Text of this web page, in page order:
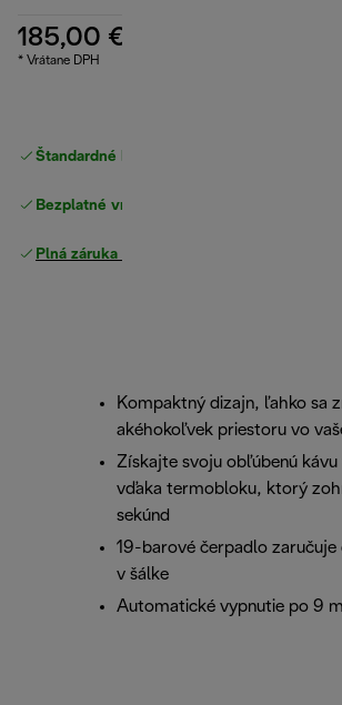
185,00 €
* Vrátane DPH
Štandardné bezplatné doručenie
Bezplatné vrátenie tovaru
Plná záruka výrobcu
Kompaktný dizajn, ľahko sa
akéhokoľvek priestoru vo
Získajte svoju obľúbenú
vďaka termobloku, ktorý
sekúnd
19-barové čerpadlo zaručuje
v šálke
Automatické vypnutie po 9